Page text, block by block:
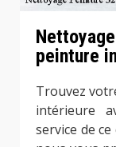
peinture
Trouvez
intérieure
service de